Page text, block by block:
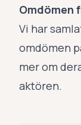
Omdömen
Vi har
omdömen
mer om
aktören.